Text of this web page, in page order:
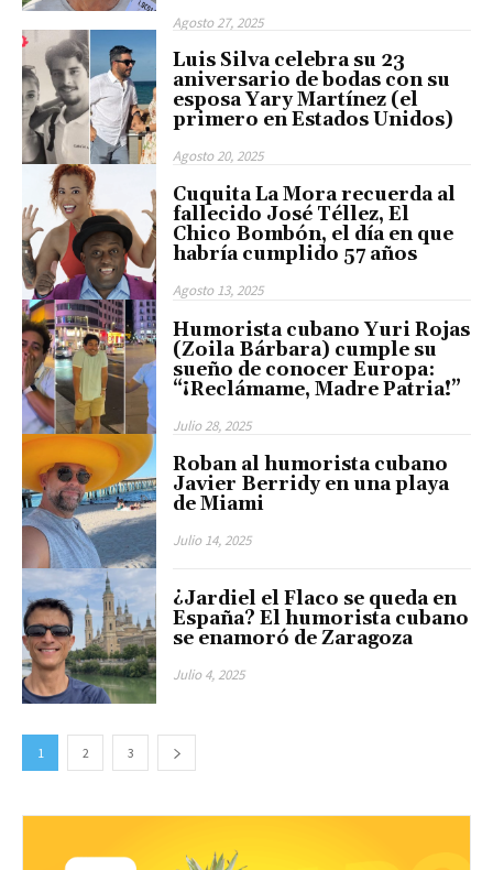
Agosto 27, 2025
Luis Silva celebra su 23
aniversario de bodas con su
esposa Yary Martínez (el
primero en Estados Unidos)
Agosto 20, 2025
Cuquita La Mora recuerda al
fallecido José Téllez, El
Chico Bombón, el día en que
habría cumplido 57 años
Agosto 13, 2025
Humorista cubano Yuri Rojas
(Zoila Bárbara) cumple su
sueño de conocer Europa:
“¡Reclámame, Madre Patria!”
Julio 28, 2025
Roban al humorista cubano
Javier Berridy en una playa
de Miami
Julio 14, 2025
¿Jardiel el Flaco se queda en
España? El humorista cubano
se enamoró de Zaragoza
Julio 4, 2025
1 2 3